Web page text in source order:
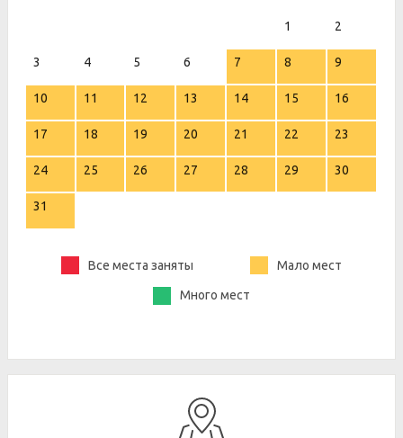
1 2
3 4 5 6 7 8 9
10 11 12 13 14 15 16
17 18 19 20 21 22 23
24 25 26 27 28 29 30
31
Все места заняты Мало мест
Много мест